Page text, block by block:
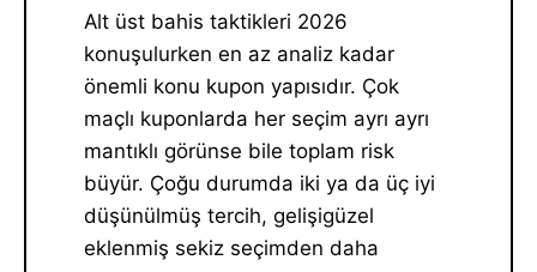
Alt üst bahis taktikleri 2026
konuşulurken en az analiz kadar
önemli konu kupon yapısıdır. Çok
maçlı kuponlarda her seçim ayrı ayrı
mantıklı görünse bile toplam risk
büyür. Çoğu durumda iki ya da üç iyi
düşünülmüş tercih, gelişigüzel
eklenmiş sekiz seçimden daha